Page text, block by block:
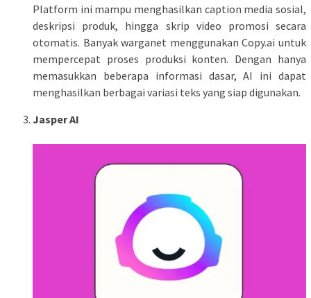
Platform ini mampu menghasilkan caption media sosial,
deskripsi produk, hingga skrip video promosi secara
otomatis. Banyak warganet menggunakan Copy.ai untuk
mempercepat proses produksi konten. Dengan hanya
memasukkan beberapa informasi dasar, AI ini dapat
menghasilkan berbagai variasi teks yang siap digunakan.
Jasper AI